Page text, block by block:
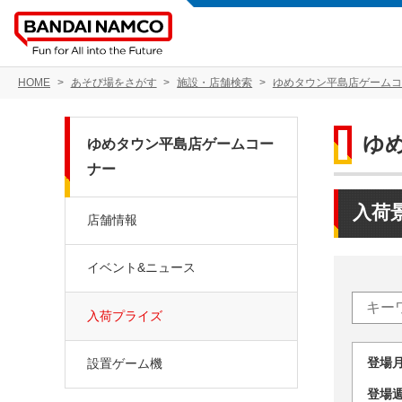
HOME あそび場をさがす 施設・店舗検索 ゆめタウン平島店ゲーム
ゆ
入荷
登
登
ゆめタウン平島店ゲームコー
ナー
店舗情報
イベント&ニュース
入荷プライズ
設置ゲーム機